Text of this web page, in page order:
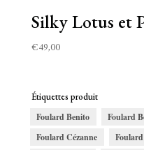
Silky Lotus et
€49,00
Étiquettes produit
Foulard Benito
Foulard
Foulard Cézanne